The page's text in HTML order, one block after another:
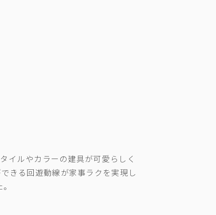
イルやカラーの建具が可愛らしく
きる回遊動線が家事ラクを実現し